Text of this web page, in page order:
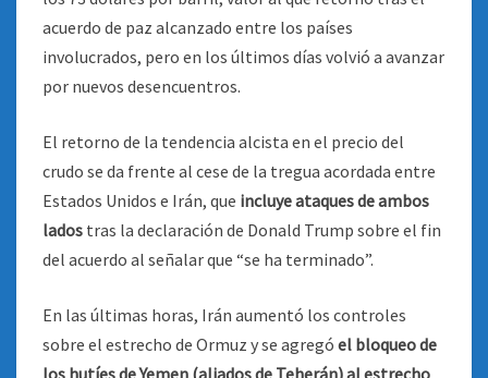
acuerdo de paz alcanzado entre los países
involucrados, pero en los últimos días volvió a avanzar
por nuevos desencuentros.
El retorno de la tendencia alcista en el precio del
crudo se da frente al cese de la tregua acordada entre
Estados Unidos e Irán, que incluye ataques de ambos
lados tras la declaración de Donald Trump sobre el fin
del acuerdo al señalar que “se ha terminado”.
En las últimas horas, Irán aumentó los controles
sobre el estrecho de Ormuz y se agregó el bloqueo de
los hutíes de Yemen (aliados de Teherán) al estrecho